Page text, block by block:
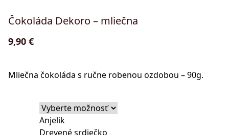
Čokoláda Dekoro – mliečna
9,90 €
Mliečna čokoláda s ručne robenou ozdobou – 90g.
Anjelik
Drevené srdiečko